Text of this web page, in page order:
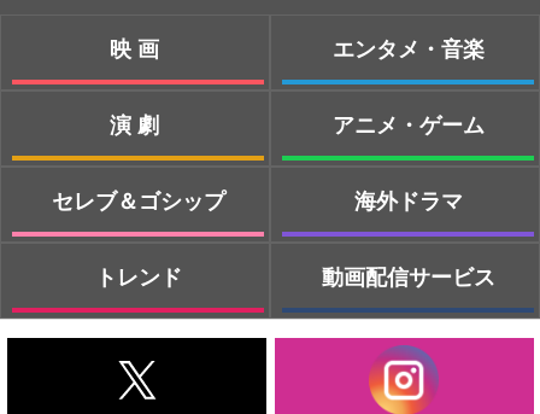
映画
演劇
セレブ＆ゴシップ
トレンド
エンタメ・音楽
アニメ・ゲーム
海外ドラマ
動画配信サービス